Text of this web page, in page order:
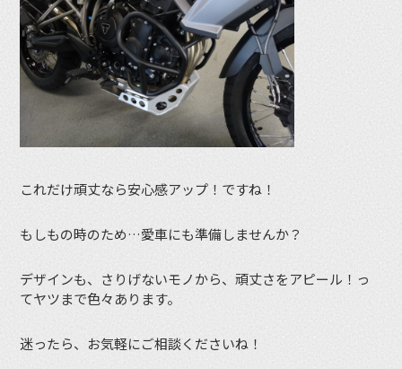
これだけ頑丈なら安心感アップ！ですね！
もしもの時のため…愛車にも準備しませんか？
デザインも、さりげないモノから、頑丈さをアピール！っ
てヤツまで色々あります。
迷ったら、お気軽にご相談くださいね！